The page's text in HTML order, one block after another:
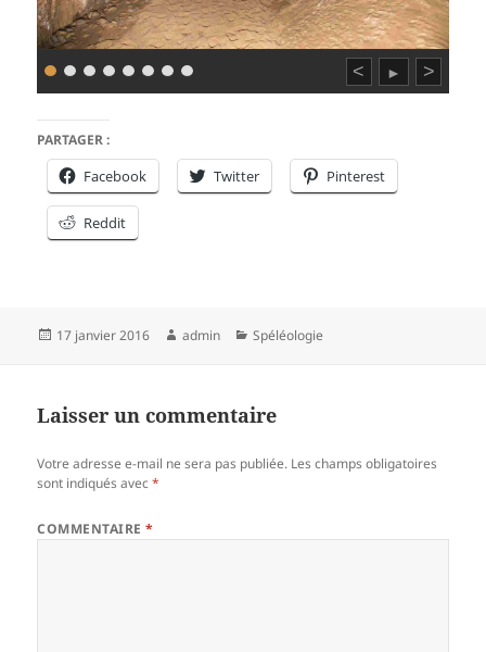
< ► >
PARTAGER :
Facebook Twitter Pinterest
Reddit
Publié
17 janvier 2016 Auteur
admin Catégories
Spéléologie
Laisser un commentaire
Votre adresse e-mail ne sera pas publiée. Les champs obligatoires
sont indiqués avec*
COMMENTAIRE*